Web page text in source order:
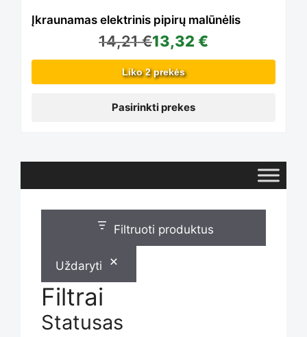
Įkraunamas elektrinis pipirų malūnėlis
14,21€13,32 €
Liko 2 prekės
Pasirinkti prekes
The
options
be
chosen
on
the
Filtruoti produktus
Uždaryti
Filtrai
Statusas